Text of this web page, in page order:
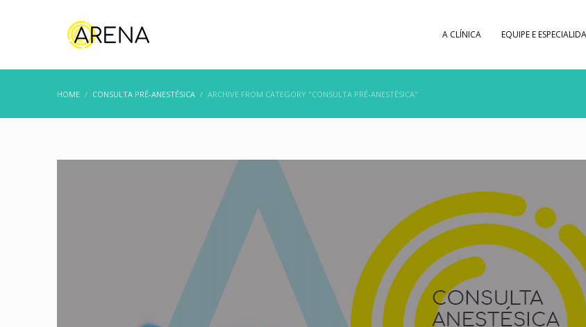
A CLÍNICA EQUIPE E
HOME CONSULTA PRÉ-ANESTÉSICA ARCHIVE FROM CATEGORY "CONSULTA PRÉ-ANESTÉSICA"